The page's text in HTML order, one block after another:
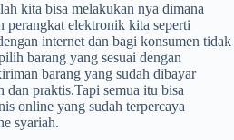
kita bisa melakukan nya dimana
perangkat elektronik kita seperti
internet dan bagi konsumen tidak
barang yang sesuai dengan
barang yang sudah dibayar
praktis.Tapi semua itu bisa
online yang sudah terpercaya
syariah.